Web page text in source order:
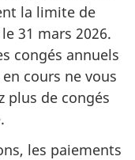
la limite de
31 mars 2026.
congés annuels
cours ne vous
plus de congés
les paiements